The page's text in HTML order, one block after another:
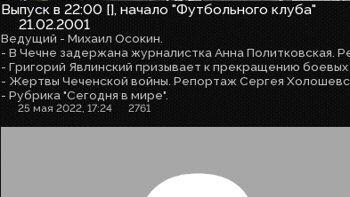
Выпуск в 22:00 [], начало "Футбольного клуба"
21.02.2001
Ведущий - Михаил Осокин.
- Жертвы Чеченской войны. Репортаж Сергея
- Рубрика "Сегодня в мире".
25 мая 2022, 17:24 2761